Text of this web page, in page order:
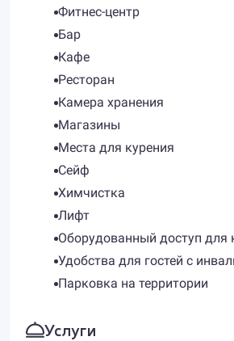
Фитнес-центр
Бар
Кафе
Ресторан
Камера хранения
Магазины
Места для курения
Сейф
Химчистка
Лифт
Оборудованный доступ для
Удобства для гостей с
Парковка на территории
Услуги